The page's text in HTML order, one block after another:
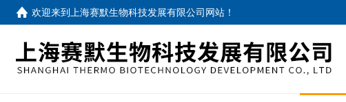
欢迎来到 上海赛默生物科技发展有限公司网站 ！